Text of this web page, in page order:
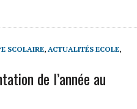
SCOLAIRE, ACTUALITÉS ECOLE,
de l’année au